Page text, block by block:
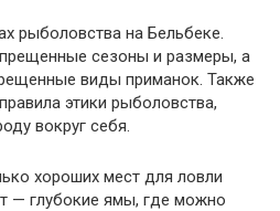
рыболовства на Бельбеке.
сезоны и размеры, а
виды приманок. Также
этики рыболовства,
вокруг себя.
хороших мест для ловли
— глубокие ямы, где можно